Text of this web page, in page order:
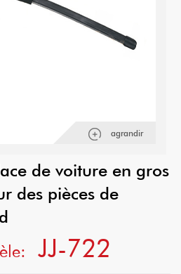
agrandir
de voiture en gros
des pièces de
JJ-722